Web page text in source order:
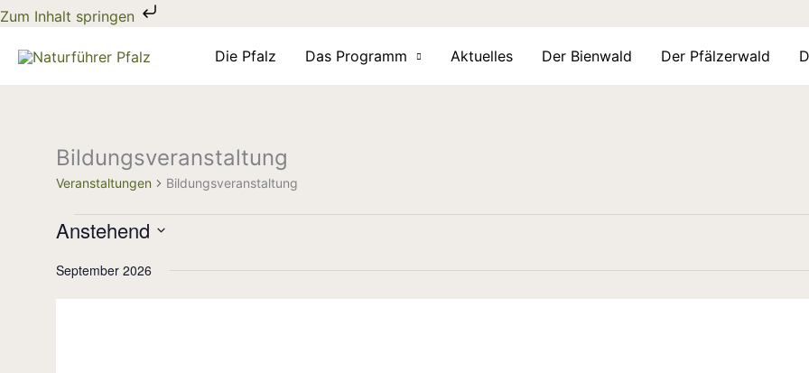
Zum Inhalt springen
Zum
springen
Die Pfalz Das Programm Aktuelles Der Bienwald Der Pfälzerwald
Bildungsveranstaltung
Veranstaltungen Bildungsveranstaltung
Veranstaltungen
Anstehend
wählen.
September 2026